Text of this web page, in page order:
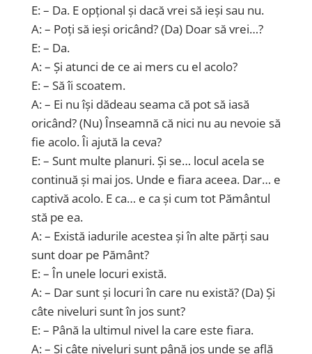
E: – Da. E opțional și dacă vrei să ieși sau nu.
A: – Poți să ieși oricând? (Da) Doar să vrei…?
E: – Da.
A: – Și atunci de ce ai mers cu el acolo?
E: – Să îi scoatem.
A: – Ei nu își dădeau seama că pot să iasă
oricând? (Nu) Înseamnă că nici nu au nevoie să
fie acolo. Îi ajută la ceva?
E: – Sunt multe planuri. Și se… locul acela se
continuă și mai jos. Unde e fiara aceea. Dar… e
captivă acolo. E ca… e ca și cum tot Pământul
stă pe ea.
A: – Există iadurile acestea și în alte părți sau
sunt doar pe Pământ?
E: – În unele locuri există.
A: – Dar sunt și locuri în care nu există? (Da) Și
câte niveluri sunt în jos sunt?
E: – Până la ultimul nivel la care este fiara.
A: – Și câte niveluri sunt până jos unde se află